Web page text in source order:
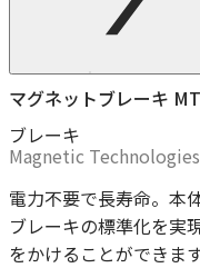
マグネットブレーキ
ブレーキ
Magnetic Technologies
電力不要で長寿命。本
ブレーキの標準化を実
をかけることができます